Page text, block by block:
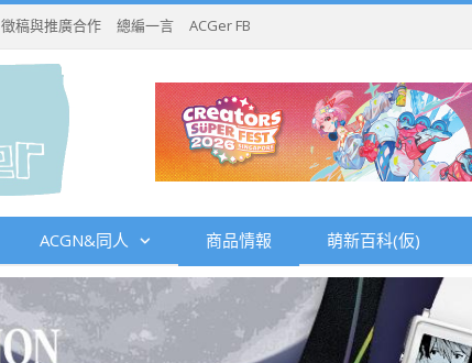
徵稿與推廣合作 總編一言 ACGer FB
ACGN&同人 商品情報 萌新百科(仮)